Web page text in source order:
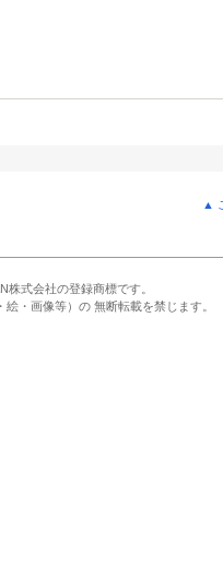
▲
株式会社の登録商標です。
・画像等）の 無断転載を禁じます。